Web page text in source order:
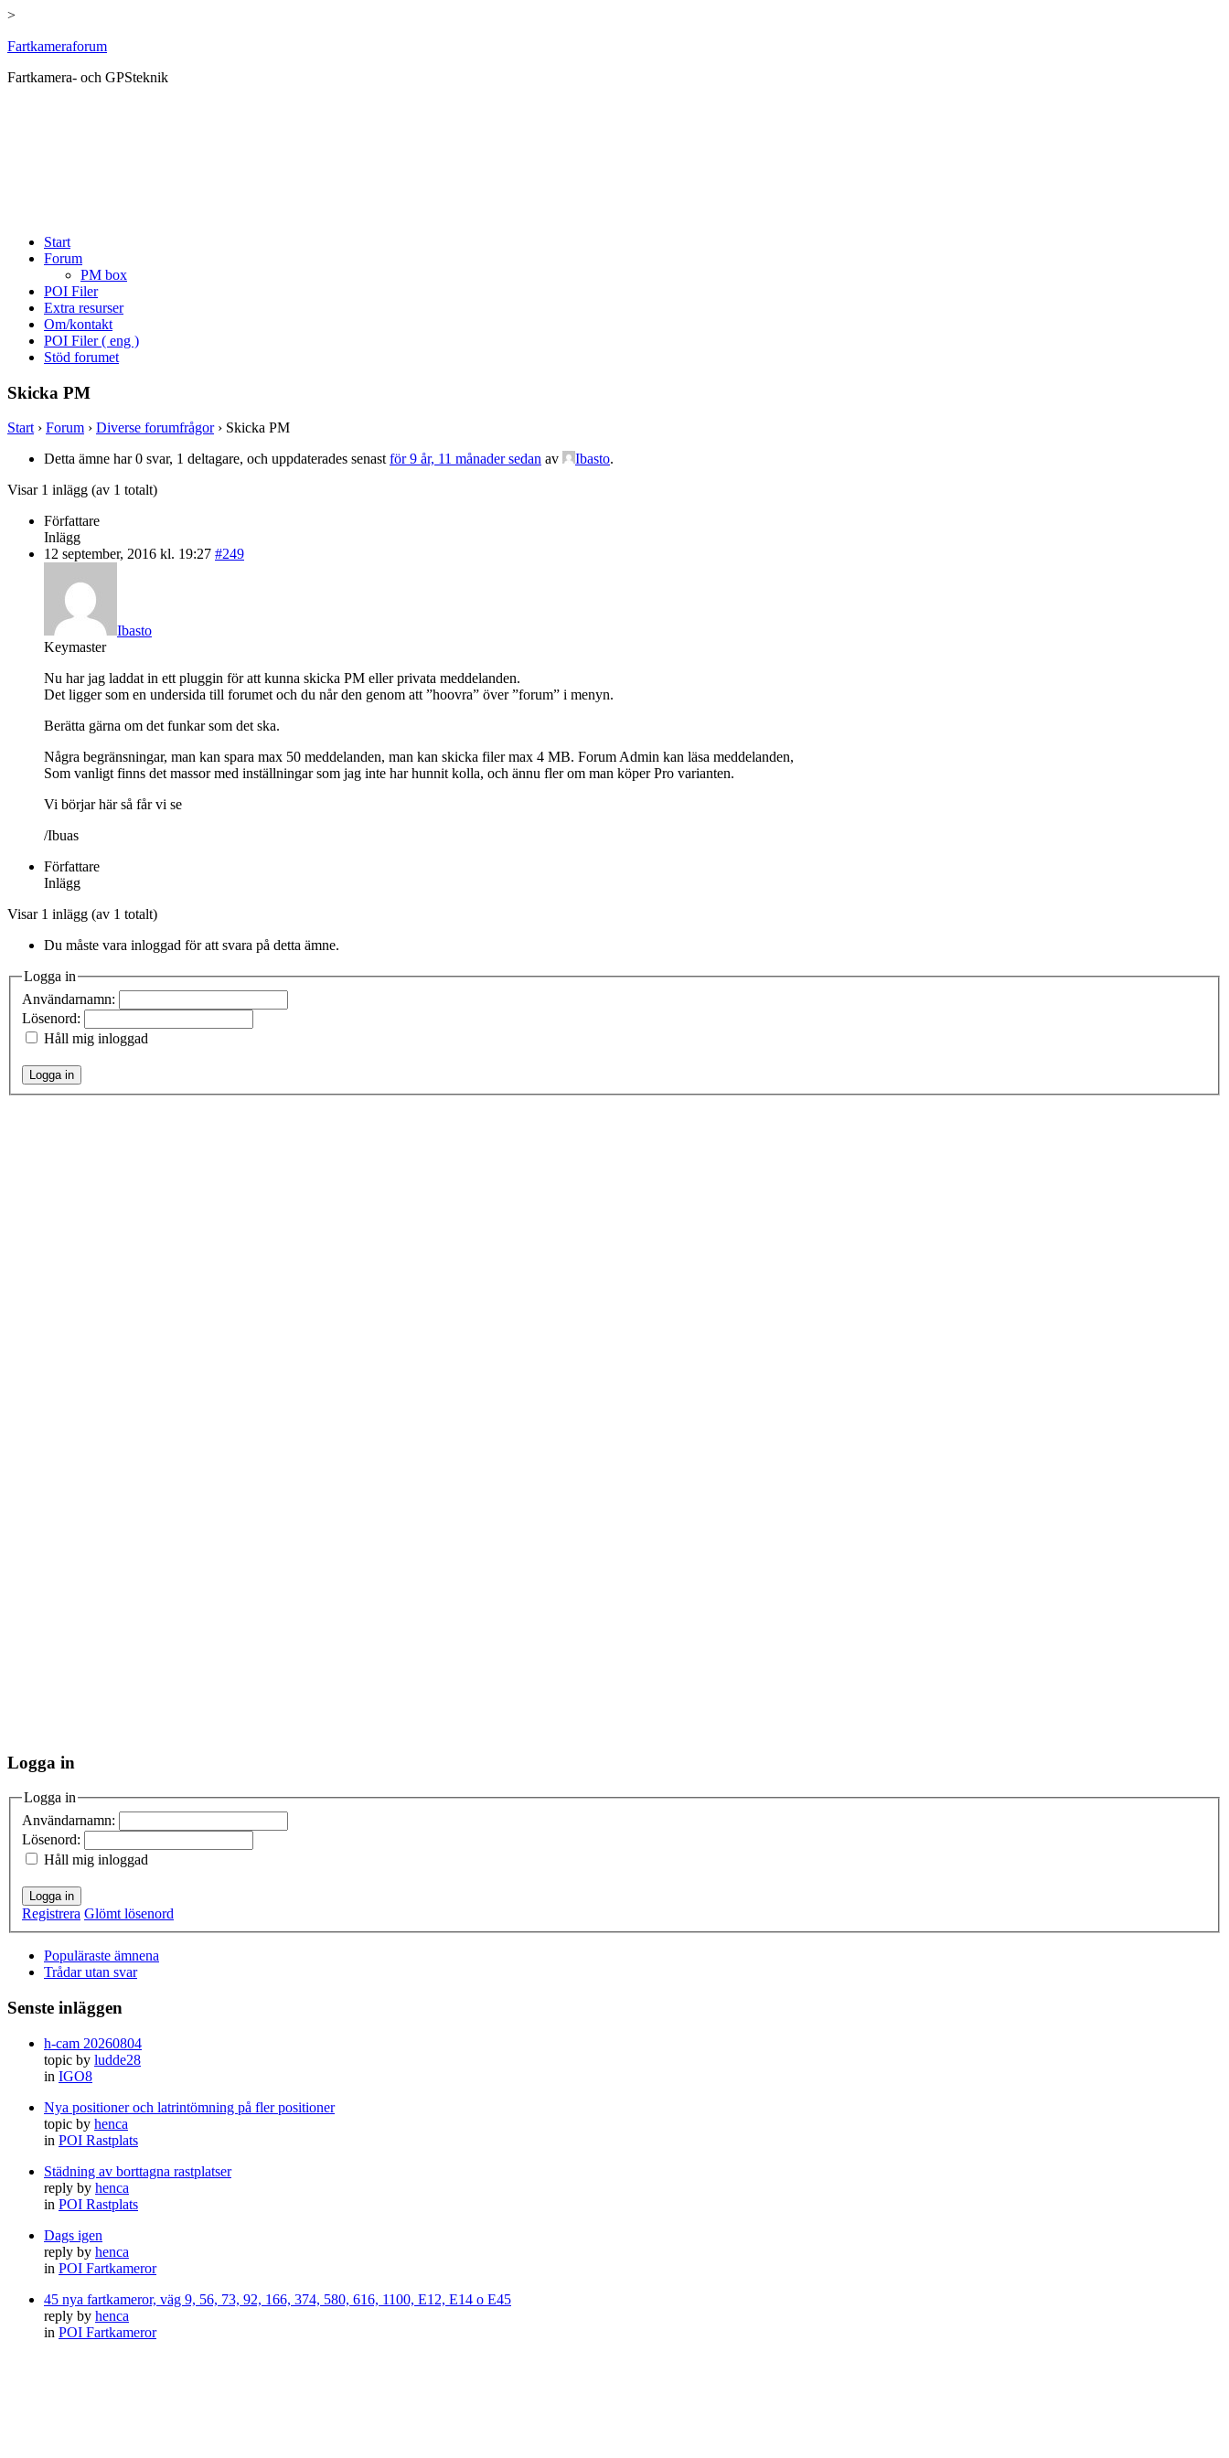
>
Hoppa
innehåll
Fartkameraforum
Fartkamera- och GPSteknik
Start
Forum
PM box
POI Filer
Extra resurser
Om/kontakt
POI Filer ( eng )
Stöd forumet
Skicka PM
Start › Forum › Diverse forumfrågor › Skicka PM
Detta ämne har 0 svar, 1 deltagare, och uppdaterades senastför 9 år, 11 månader sedan av Ibasto.
Visar 1 inlägg (av 1 totalt)
Författare
Inlägg
12 september, 2016 kl. 19:27 #249
Ibasto
Keymaster
Nu har jag laddat in ett pluggin för att kunna skicka PM eller privata meddelanden.
Det ligger som en undersida till forumet och du når den genom att ”hoovra” över ”forum” i menyn.
Berätta gärna om det funkar som det ska.
Några begränsningar, man kan spara max 50 meddelanden, man kan skicka filer max 4 MB. Forum Admin kan läsa meddelanden,
Som vanligt finns det massor med inställningar som jag inte har hunnit kolla, och ännu fler om man köper Pro varianten.
Vi börjar här så får vi se
/Ibuas
Författare
Inlägg
Visar 1 inlägg (av 1 totalt)
Du måste vara inloggad för att svara på detta ämne.
Logga in
Användarnamn:
Lösenord:
Håll mig inloggad
Logga in
Logga in
Logga in
Användarnamn:
Lösenord:
Håll mig inloggad
Logga in
Registrera Glömt lösenord
Populäraste ämnena
Trådar utan svar
Senste inläggen
h-cam 20260804
topic by ludde28
in IGO8
Nya positioner och latrintömning på fler positioner
topic by henca
in POI Rastplats
Städning av borttagna rastplatser
reply by henca
in POI Rastplats
Dags igen
reply by henca
in POI Fartkameror
45 nya fartkameror, väg 9, 56, 73, 92, 166, 374, 580, 616, 1100, E12, E14 o E45
reply by henca
in POI Fartkameror